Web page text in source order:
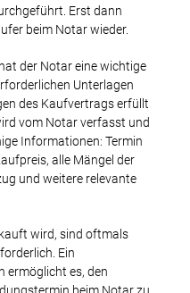
Erst dann
beim Notar wieder.
der Notar eine wichtige
Unterlagen
des Kaufvertrags erfüllt
vom Notar verfasst und
Informationen: Termin
alle Mängel der
und weitere relevante
wird, sind oftmals
Ein
ermöglicht es, den
beim Notar zu